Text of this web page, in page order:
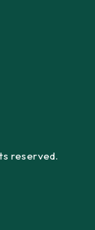
reserved.